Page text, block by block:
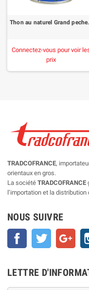
Thon
Connectez-vous pour voir
prix
TRADCOFRANCE,
orientaux en gros.
La société TRADCOFRANCE
l’importation et la
NOUS SUIVRE
Facebook Twitter
LETTRE